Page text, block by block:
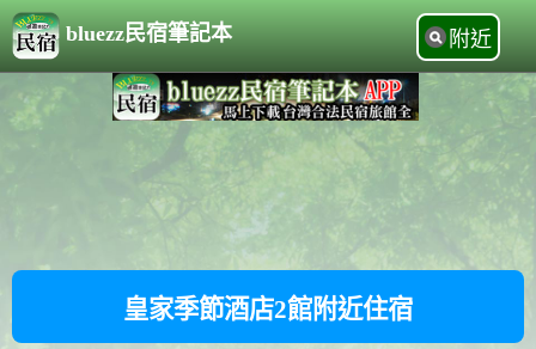
bluezz民宿筆記本 附近
皇家季節酒店2館附近住宿